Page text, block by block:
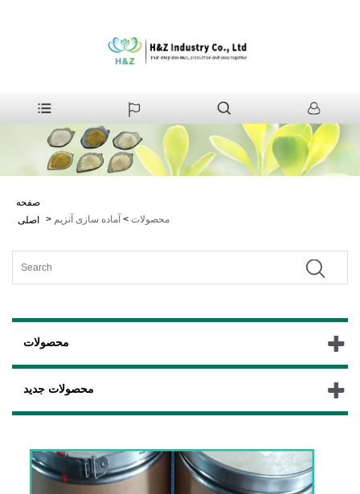
صفحه
اصلی
> محصولات > آماده سازی آنزیم
محصولات
محصولات جدید